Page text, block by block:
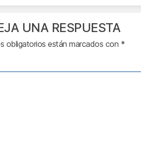
UNA RESPUESTA
obligatorios están marcados con *